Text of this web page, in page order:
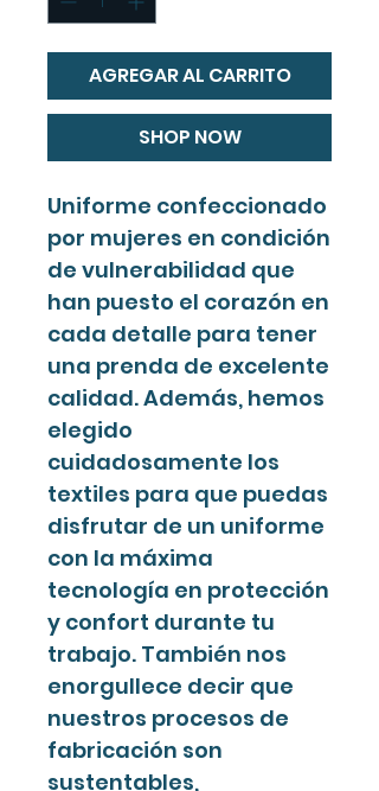
AGREGAR AL CARRITO
SHOP NOW
Uniforme confeccionado
por mujeres en condición
de vulnerabilidad que
han puesto el corazón en
cada detalle para tener
una prenda de excelente
calidad. Además, hemos
elegido
cuidadosamente los
textiles para que puedas
disfrutar de un uniforme
con la máxima
tecnología en protección
y confort durante tu
trabajo. También nos
enorgullece decir que
nuestros procesos de
fabricación son
sustentables,